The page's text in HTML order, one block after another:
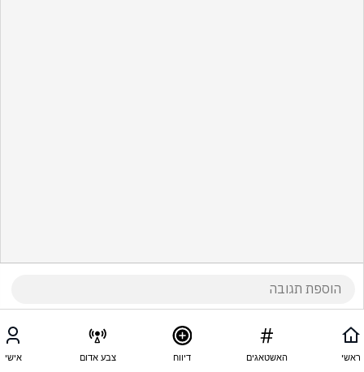
ראשי האשטאגים דיווח צבע אדום אישי